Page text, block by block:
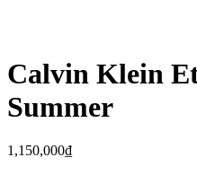
Calvin Klein
Summer
1,150,000₫